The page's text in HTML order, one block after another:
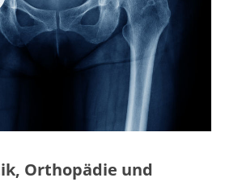
Orthopädie und